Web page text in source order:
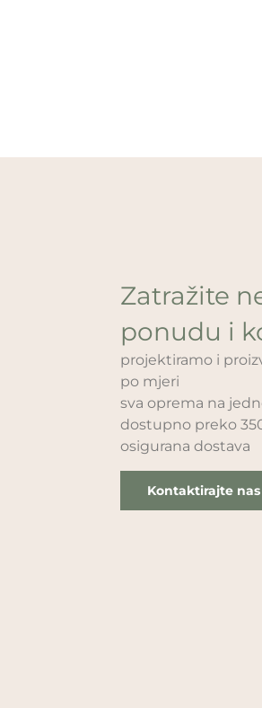
Zatražite
ponudu i
projektiramo i
po mjeri
sva oprema na
dostupno preko
osigurana dostava
Kontaktirajte nas